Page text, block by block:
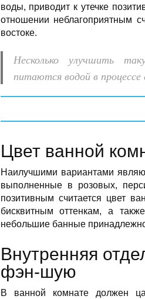
воды, приводит к утечке
отношении неблагоприятным
востоке.
Несколько улучшить
питаются водой в процессе
Цвет ванной
Наилучшими вариантами
выполненные в розовых,
позитивным считается цвет
бисквитным оттенкам, а
небольшие банные
Внутренняя
фэн-шую
В ванной комнате должен